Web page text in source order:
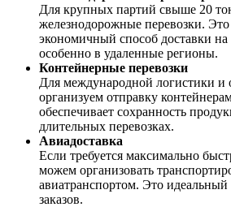
Для крупных партий свыше 20
железнодорожные перевозки.
экономичный способ доставки на
особенно в удаленные регионы.
Контейнерные перевозки
Для международной логистики
организуем отправку
обеспечивает сохранность
длительных перевозках.
Авиадоставка
Если требуется максимально
можем организовать
авиатранспортом. Это
заказов.